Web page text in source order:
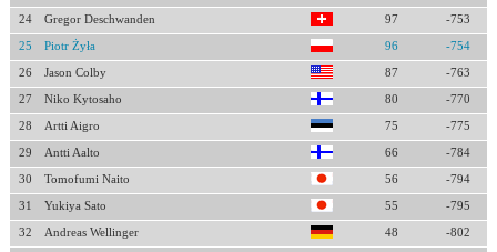
24 Gregor Deschwanden 97 -753
25 Piotr Żyła 96 -754
26 Jason Colby 87 -763
27 Niko Kytosaho 80 -770
28 Artti Aigro 75 -775
29 Antti Aalto 66 -784
30 Tomofumi Naito 56 -794
31 Yukiya Sato 55 -795
32 Andreas Wellinger 48 -802